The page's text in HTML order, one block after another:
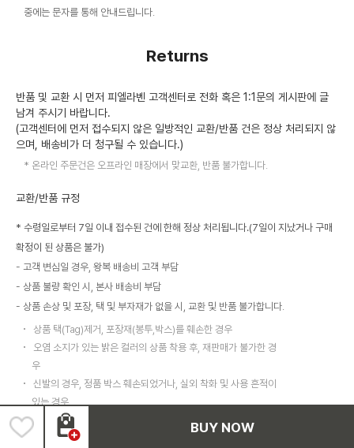
BUY NOW
중에는 문자를 통해 안내드립니다.
Returns
반품 및 교환 시 먼저 피엘라벤 고객센터로 전화 혹은 1:1문의 게시판에 글
남겨 주시기 바랍니다.
(고객센터에 먼저 접수되지 않은 일방적인 교환/반품 건은 정상 처리되지 않
으며, 배송비가 더 청구될 수 있습니다.)
온라인 주문건은 오프라인 매장에서 맞교환, 반품 불가합니다.
교환/반품 규정
* 수령일로부터 7일 이내 접수된 건에 한해 정상 처리됩니다.(7일이 지났거나 구매
확정이 된 상품은 불가)
고객 변심일 경우, 왕복 배송비 고객 부담
상품 불량 확인 시, 본사 배송비 부담
상품 손상 및 포장, 택 및 부자재가 없을 시, 교환 및 반품 불가합니다.
상품 택(Tag)제거, 포장재(봉투,박스)를 훼손한 경우
오염 소지가 있는 밝은 컬러의 상품 착용 후, 재판매가 불가한 경
우
신발의 경우, 정품 박스 훼손되었거나, 실외 착화 및 사용 흔적이
있는 경우
이 외 고객 관리 소홀로 인한 불량으로 상품 가치가 떨어진 경우
배송준비 상태일 경우 교환/반품 불가하며, 부득이하게 취소 시 이미 출고